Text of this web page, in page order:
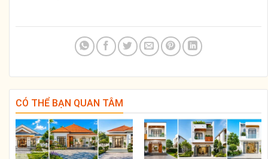
CÓ THỂ BẠN QUAN TÂM